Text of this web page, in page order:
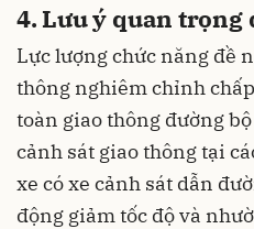
4. Lưu ý quan trọng
Lực lượng chức năng đề
thông nghiêm chỉnh
toàn giao thông đường
cảnh sát giao thông tại
xe có xe cảnh sát dẫn
động giảm tốc độ và